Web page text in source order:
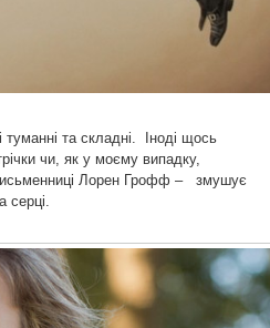
туманні та складні. Іноді щось
чи, як у моєму випадку,
письменниці Лорен Грофф – змушує
серці.